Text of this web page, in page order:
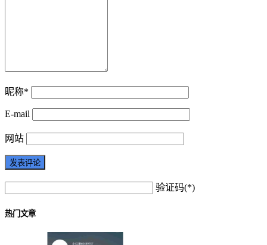
昵称*
E-mail
网站
验证码(*)
热门文章